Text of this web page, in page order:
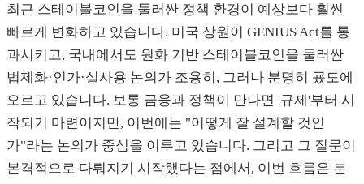
최근 스테이블코인을 둘러싼 정책 환경이 예상보다 훨씬
빠르게 변화하고 있습니다. 미국 상원이 GENIUS Act를 통
과시키고, 국내에서도 원화 기반 스테이블코인을 둘러싼
법제화·인가·실사용 논의가 조용히, 그러나 분명히 굤도에
오르고 있습니다. 보통 금융과 정책이 만나면 '규제'부터 시
작되기 마련이지만, 이번에는 "어떻게 잘 설계할 것인
가"라는 논의가 중심을 이루고 있습니다. 그리고 그 질문이
본격적으로 다뤄지기 시작했다는 점에서, 이번 흐름은 분